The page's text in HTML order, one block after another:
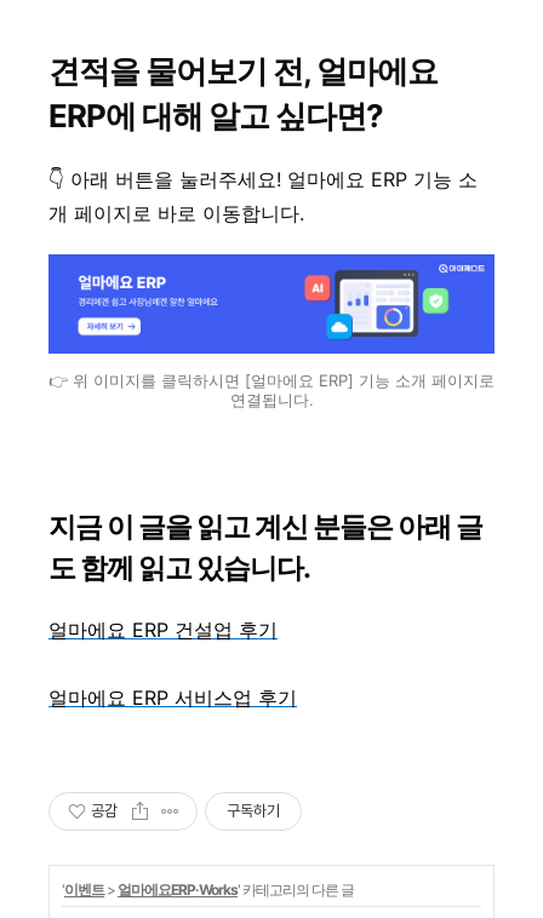
견적을 물어보기 전, 얼마에요
ERP에 대해 알고 싶다면?
👇 아래 버튼을 눌러주세요! 얼마에요 ERP 기능 소
개 페이지로 바로 이동합니다.
👉 위 이미지를 클릭하시면 [얼마에요 ERP] 기능 소개 페이지로
연결됩니다.
지금 이 글을 읽고 계신 분들은 아래 글
도 함께 읽고 있습니다.
얼마에요 ERP 건설업 후기
얼마에요 ERP 서비스업 후기
공감 구독하기
'이벤트 > 얼마에요ERP·Works' 카테고리의 다른 글